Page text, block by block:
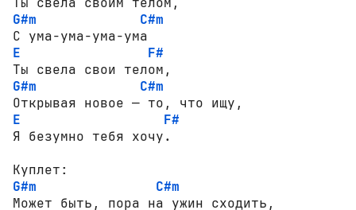
G#m
C#m
E
F#
G#m
C#m
E
F#
Я безумно тебя хочу.
G#m
C#m